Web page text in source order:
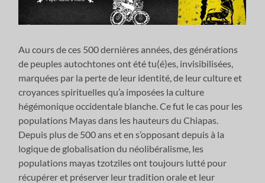
Au cours de ces 500 dernières années, des générations
de peuples autochtones ont été tu(é)es, invisibilisées,
marquées par la perte de leur identité, de leur culture et
croyances spirituelles qu’a imposées la culture
hégémonique occidentale blanche. Ce fut le cas pour les
populations Mayas dans les hauteurs du Chiapas.
Depuis plus de 500 ans et en s’opposant depuis à la
logique de globalisation du néolibéralisme, les
populations mayas tzotziles ont toujours lutté pour
récupérer et préserver leur tradition orale et leur